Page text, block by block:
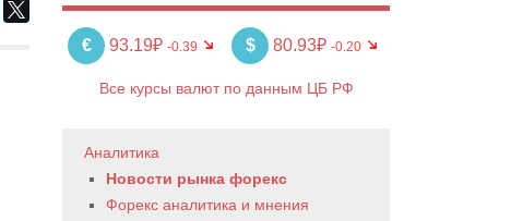
€ 93.19₽ -0.39 $ 80.93₽ -0.20
Все курсы валют по данным ЦБ РФ
Аналитика
Новости рынка форекс
Форекс аналитика и мнения